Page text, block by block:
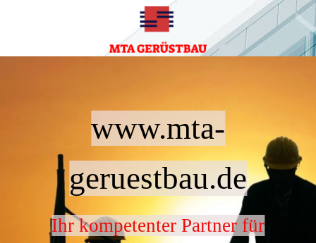
www.mta-
geruestbau.de
Ihr kompetenter Partner für